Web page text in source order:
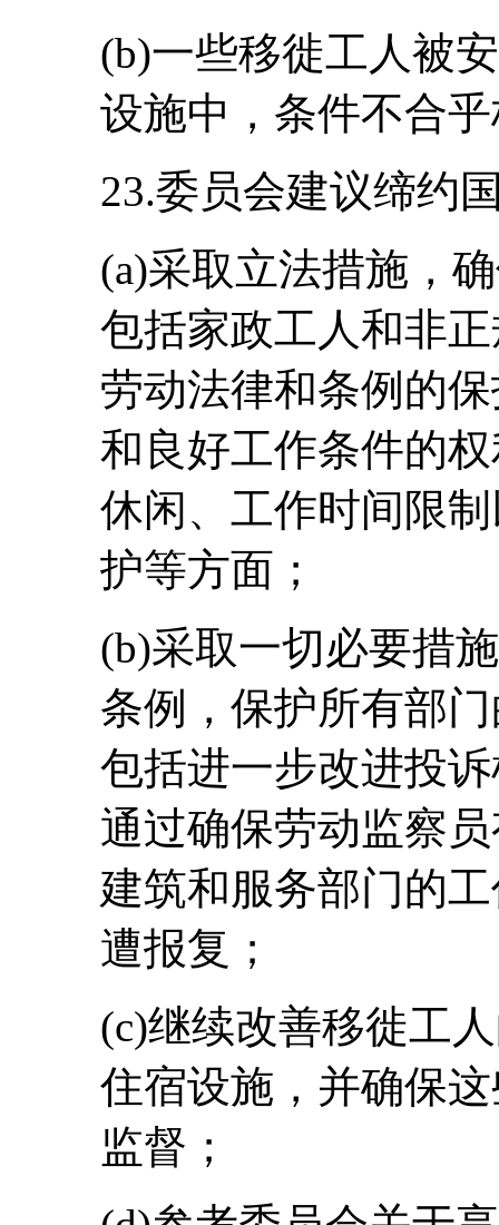
(b)一些移徙工人被
设施中，条件不合
23.委员会建议缔约
(a)采取立法措施，
包括家政工人和非
劳动法律和条例的
和良好工作条件的
休闲、工作时间限
护等方面；
(b)采取一切必要措
条例，保护所有部
包括进一步改进投
通过确保劳动监察
建筑和服务部门的
遭报复；
(c)继续改善移徙工
住宿设施，并确保
监督；